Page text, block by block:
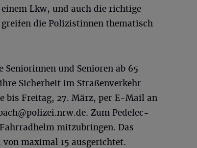
Lkw, und auch die richtige
die Polizistinnen thematisch
und Senioren ab 65
Sicherheit im Straßenverkehr
bis Freitag, 27. März, per E-Mail an
. Zum Pedelec-
mitzubringen. Das
maximal 15 ausgerichtet.